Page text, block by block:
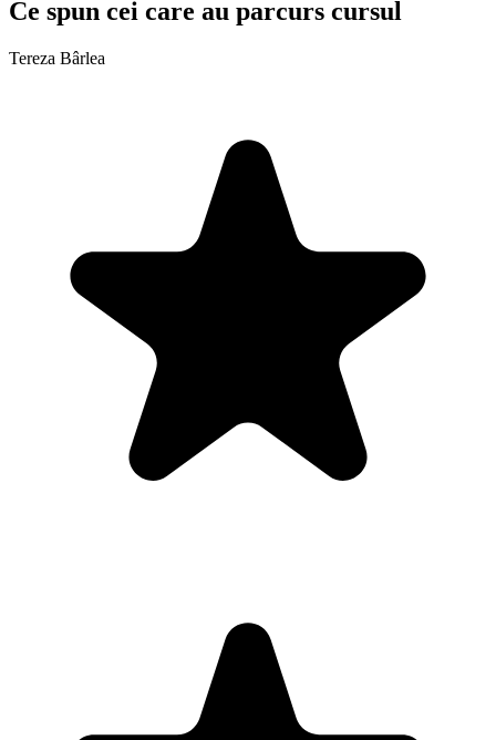
Ce spun cei care au parcurs cursul
Tereza Bârlea